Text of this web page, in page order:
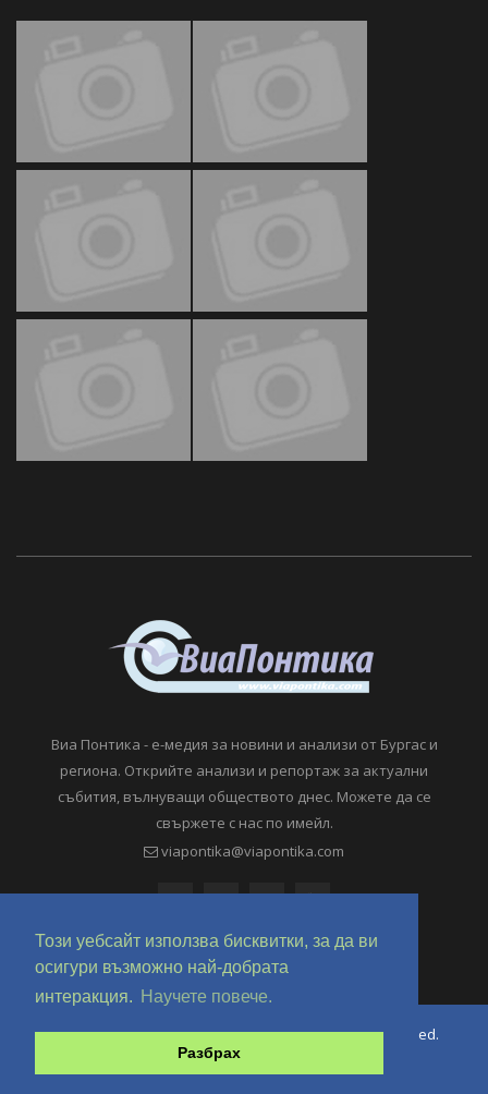
Този уебсайт използва бисквитки, за да ви
осигури възможно най-добрата
интеракция.
Научете повече.
Разбрах
Виа Понтика - е-медия за новини и анализи от Бургас и
региона. Открийте анализи и репортаж за актуални
събития, вълнуващи обществото днес. Можете да се
свържете с нас по имейл.
viapontika@viapontika.com
Copyright © 2018-2024 ViaPontika.com. All Rights Reserved.
Development @ OverHertz Ltd